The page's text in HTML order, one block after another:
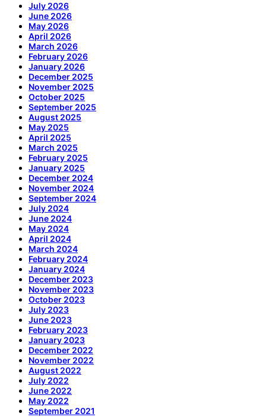
July 2026
June 2026
May 2026
April 2026
March 2026
February 2026
January 2026
December 2025
November 2025
October 2025
September 2025
August 2025
May 2025
April 2025
March 2025
February 2025
January 2025
December 2024
November 2024
September 2024
July 2024
June 2024
May 2024
April 2024
March 2024
February 2024
January 2024
December 2023
November 2023
October 2023
July 2023
June 2023
February 2023
January 2023
December 2022
November 2022
August 2022
July 2022
June 2022
May 2022
September 2021